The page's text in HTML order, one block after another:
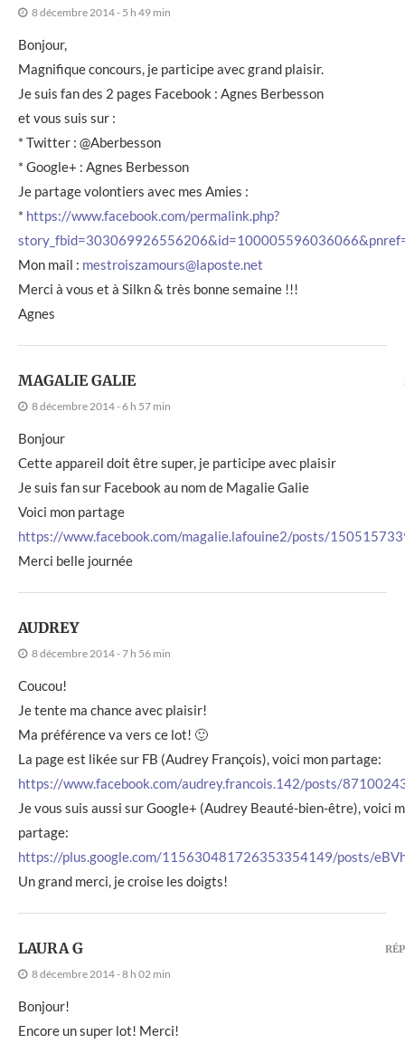
8 décembre 2014 - 5 h 49 min
Bonjour,
Magnifique concours, je participe avec grand plaisir.
Je suis fan des 2 pages Facebook : Agnes Berbesson
et vous suis sur :
* Twitter : @Aberbesson
* Google+ : Agnes Berbesson
Je partage volontiers avec mes Amies :
* https://www.facebook.com/permalink.php?
Mon mail : mestroiszamours@laposte.net
Merci à vous et à Silkn & très bonne semaine !!!
Agnes
MAGALIE GALIE
8 décembre 2014 - 6 h 57 min
Bonjour
Cette appareil doit être super, je participe avec plaisir
Je suis fan sur Facebook au nom de Magalie Galie
Voici mon partage
https://www.facebook.com/magalie.lafouine2/posts/
Merci belle journée
AUDREY
8 décembre 2014 - 7 h 56 min
Coucou!
Je tente ma chance avec plaisir!
Ma préférence va vers ce lot! 🙂
La page est likée sur FB (Audrey François), voici mon partage:
https://www.facebook.com/audrey.francois.142/posts/
Je vous suis aussi sur Google+ (Audrey Beauté-bien-être), voici
partage:
https://plus.google.com/115630481726353354149/posts/
Un grand merci, je croise les doigts!
LAURA G
8 décembre 2014 - 8 h 02 min
Bonjour!
Encore un super lot! Merci!